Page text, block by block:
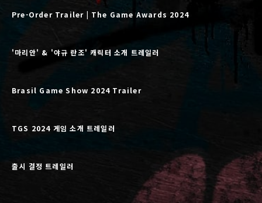
Pre-Order Trailer | The Game Awards 2024
'마리안' & '야규 란조' 캐릭터 소개 트레일러
Brasil Game Show 2024 Trailer
TGS 2024 게임 소개 트레일러
출시 결정 트레일러